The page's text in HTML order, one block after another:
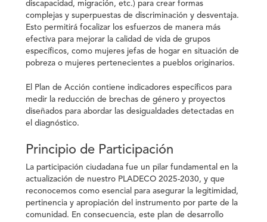
discapacidad, migración, etc.) para crear formas
complejas y superpuestas de discriminación y desventaja.
Esto permitirá focalizar los esfuerzos de manera más
efectiva para mejorar la calidad de vida de grupos
específicos, como mujeres jefas de hogar en situación de
pobreza o mujeres pertenecientes a pueblos originarios.
El Plan de Acción contiene indicadores específicos para
medir la reducción de brechas de género y proyectos
diseñados para abordar las desigualdades detectadas en
el diagnóstico.
Principio de Participación
La participación ciudadana fue un pilar fundamental en la
actualización de nuestro PLADECO 2025-2030, y que
reconocemos como esencial para asegurar la legitimidad,
pertinencia y apropiación del instrumento por parte de la
comunidad. En consecuencia, este plan de desarrollo